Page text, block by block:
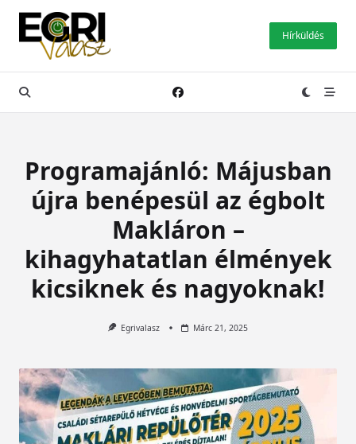
Skip
content
Hírküldés
Programajánló: Májusban
újra benépesül az égbolt
Makláron –
kihagyhatatlan élmények
kicsiknek és nagyoknak!
Egrivalasz Márc 21, 2025